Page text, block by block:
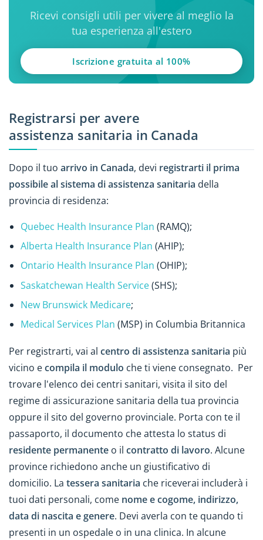
Ricevi consigli utili per vivere al meglio la
tua esperienza all'estero
Iscrizione gratuita al 100%
Registrarsi per avere
assistenza sanitaria in Canada
Dopo il tuo arrivo in Canada, devi registrarti il prima
possibile al sistema di assistenza sanitaria della
provincia di residenza:
Quebec Health Insurance Plan (RAMQ);
Alberta Health Insurance Plan (AHIP);
Ontario Health Insurance Plan (OHIP);
Saskatchewan Health Service(SHS);
New Brunswick Medicare;
Medical Services Plan (MSP) in Columbia Britannica
Per registrarti, vai al centro di assistenza sanitaria più
vicino ecompila il modulo che ti viene consegnato. Per
trovare l'elenco dei centri sanitari, visita il sito del
regime di assicurazione sanitaria della tua provincia
oppure il sito del governo provinciale. Porta con te il
passaporto, il documento che attesta lo status di
residente permanente o il contratto di lavoro. Alcune
province richiedono anche un giustificativo di
domicilio. La tessera sanitaria che riceverai includerà i
tuoi dati personali, come nome e cogome, indirizzo,
data di nascita e genere. Devi averla con te quando ti
presenti in un ospedale o in una clinica. In alcune